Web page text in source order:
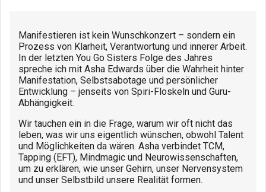
Manifestieren ist kein Wunschkonzert – sondern ein
Prozess von Klarheit, Verantwortung und innerer Arbeit.
In der letzten You Go Sisters Folge des Jahres
spreche ich mit Asha Edwards über die Wahrheit hinter
Manifestation, Selbstsabotage und persönlicher
Entwicklung – jenseits von Spiri-Floskeln und Guru-
Abhängigkeit.
Wir tauchen ein in die Frage, warum wir oft nicht das
leben, was wir uns eigentlich wünschen, obwohl Talent
und Möglichkeiten da wären. Asha verbindet TCM,
Tapping (EFT), Mindmagic und Neurowissenschaften,
um zu erklären, wie unser Gehirn, unser Nervensystem
und unser Selbstbild unsere Realität formen.